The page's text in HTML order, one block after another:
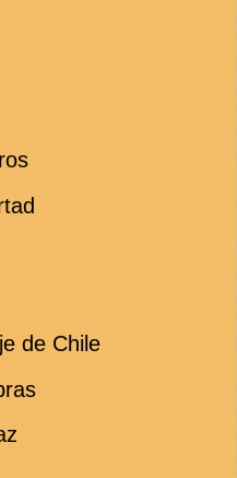
de Chile